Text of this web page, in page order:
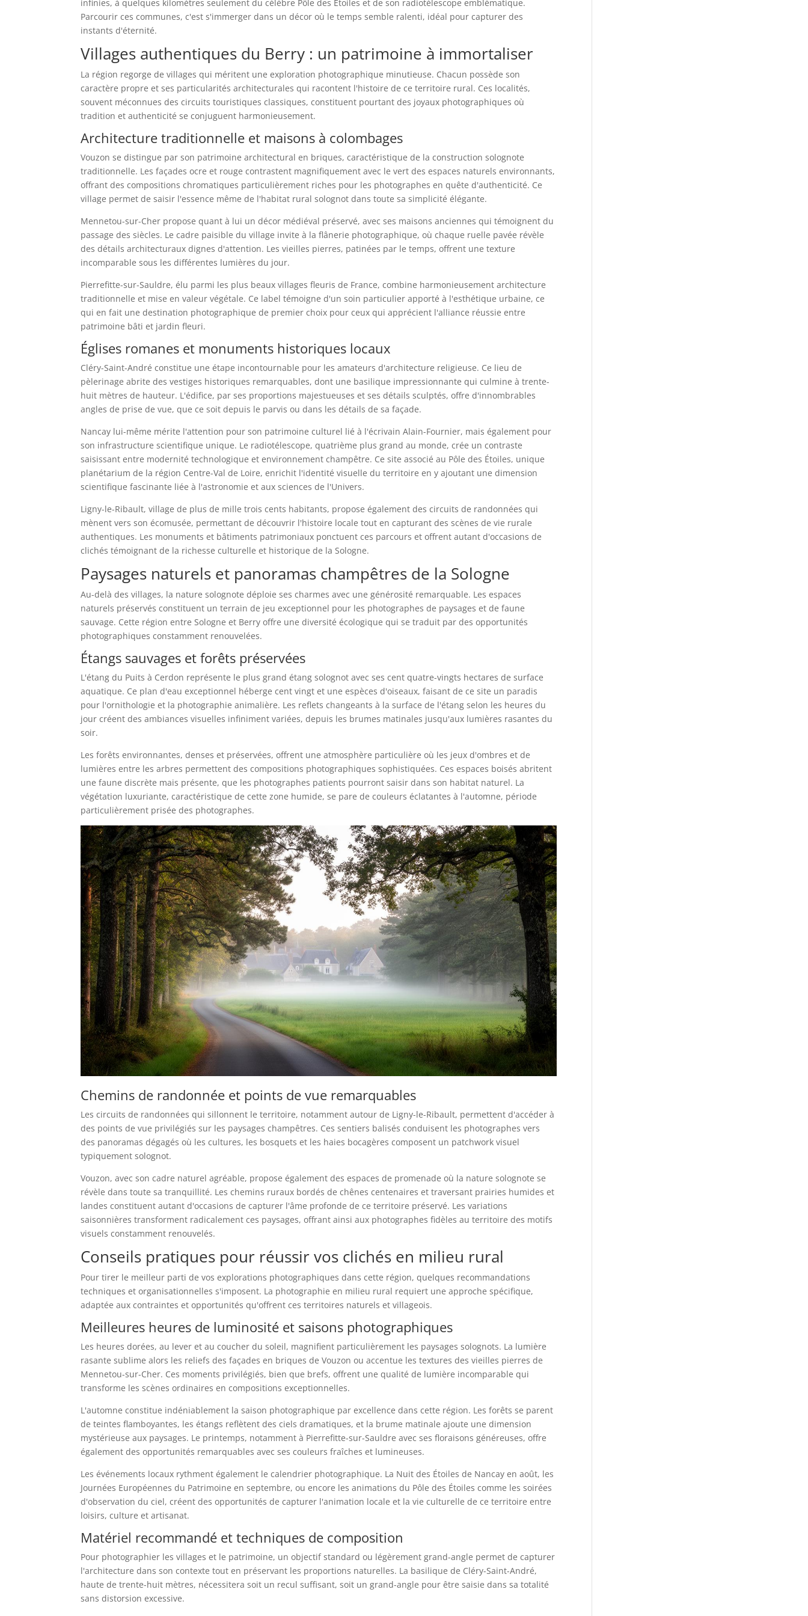
infinies, à quelques kilomètres seulement du célèbre Pôle des Étoiles et de son radiotélescope emblématique.
Parcourir ces communes, c'est s'immerger dans un décor où le temps semble ralenti, idéal pour capturer des
instants d'éternité.
Villages authentiques du Berry : un patrimoine à immortaliser
La région regorge de villages qui méritent une exploration photographique minutieuse. Chacun possède son
caractère propre et ses particularités architecturales qui racontent l'histoire de ce territoire rural. Ces localités,
souvent méconnues des circuits touristiques classiques, constituent pourtant des joyaux photographiques où
tradition et authenticité se conjuguent harmonieusement.
Architecture traditionnelle et maisons à colombages
Vouzon se distingue par son patrimoine architectural en briques, caractéristique de la construction solognote
traditionnelle. Les façades ocre et rouge contrastent magnifiquement avec le vert des espaces naturels environnants,
offrant des compositions chromatiques particulièrement riches pour les photographes en quête d'authenticité. Ce
village permet de saisir l'essence même de l'habitat rural solognot dans toute sa simplicité élégante.
Mennetou-sur-Cher propose quant à lui un décor médiéval préservé, avec ses maisons anciennes qui témoignent du
passage des siècles. Le cadre paisible du village invite à la flânerie photographique, où chaque ruelle pavée révèle
des détails architecturaux dignes d'attention. Les vieilles pierres, patinées par le temps, offrent une texture
incomparable sous les différentes lumières du jour.
Pierrefitte-sur-Sauldre, élu parmi les plus beaux villages fleuris de France, combine harmonieusement architecture
traditionnelle et mise en valeur végétale. Ce label témoigne d'un soin particulier apporté à l'esthétique urbaine, ce
qui en fait une destination photographique de premier choix pour ceux qui apprécient l'alliance réussie entre
patrimoine bâti et jardin fleuri.
Églises romanes et monuments historiques locaux
Cléry-Saint-André constitue une étape incontournable pour les amateurs d'architecture religieuse. Ce lieu de
pèlerinage abrite des vestiges historiques remarquables, dont une basilique impressionnante qui culmine à trente-
huit mètres de hauteur. L'édifice, par ses proportions majestueuses et ses détails sculptés, offre d'innombrables
angles de prise de vue, que ce soit depuis le parvis ou dans les détails de sa façade.
Nancay lui-même mérite l'attention pour son patrimoine culturel lié à l'écrivain Alain-Fournier, mais également pour
son infrastructure scientifique unique. Le radiotélescope, quatrième plus grand au monde, crée un contraste
saisissant entre modernité technologique et environnement champêtre. Ce site associé au Pôle des Étoiles, unique
planétarium de la région Centre-Val de Loire, enrichit l'identité visuelle du territoire en y ajoutant une dimension
scientifique fascinante liée à l'astronomie et aux sciences de l'Univers.
Ligny-le-Ribault, village de plus de mille trois cents habitants, propose également des circuits de randonnées qui
mènent vers son écomusée, permettant de découvrir l'histoire locale tout en capturant des scènes de vie rurale
authentiques. Les monuments et bâtiments patrimoniaux ponctuent ces parcours et offrent autant d'occasions de
clichés témoignant de la richesse culturelle et historique de la Sologne.
Paysages naturels et panoramas champêtres de la Sologne
Au-delà des villages, la nature solognote déploie ses charmes avec une générosité remarquable. Les espaces
naturels préservés constituent un terrain de jeu exceptionnel pour les photographes de paysages et de faune
sauvage. Cette région entre Sologne et Berry offre une diversité écologique qui se traduit par des opportunités
photographiques constamment renouvelées.
Étangs sauvages et forêts préservées
L'étang du Puits à Cerdon représente le plus grand étang solognot avec ses cent quatre-vingts hectares de surface
aquatique. Ce plan d'eau exceptionnel héberge cent vingt et une espèces d'oiseaux, faisant de ce site un paradis
pour l'ornithologie et la photographie animalière. Les reflets changeants à la surface de l'étang selon les heures du
jour créent des ambiances visuelles infiniment variées, depuis les brumes matinales jusqu'aux lumières rasantes du
soir.
Les forêts environnantes, denses et préservées, offrent une atmosphère particulière où les jeux d'ombres et de
lumières entre les arbres permettent des compositions photographiques sophistiquées. Ces espaces boisés abritent
une faune discrète mais présente, que les photographes patients pourront saisir dans son habitat naturel. La
végétation luxuriante, caractéristique de cette zone humide, se pare de couleurs éclatantes à l'automne, période
particulièrement prisée des photographes.
Chemins de randonnée et points de vue remarquables
Les circuits de randonnées qui sillonnent le territoire, notamment autour de Ligny-le-Ribault, permettent d'accéder à
des points de vue privilégiés sur les paysages champêtres. Ces sentiers balisés conduisent les photographes vers
des panoramas dégagés où les cultures, les bosquets et les haies bocagères composent un patchwork visuel
typiquement solognot.
Vouzon, avec son cadre naturel agréable, propose également des espaces de promenade où la nature solognote se
révèle dans toute sa tranquillité. Les chemins ruraux bordés de chênes centenaires et traversant prairies humides et
landes constituent autant d'occasions de capturer l'âme profonde de ce territoire préservé. Les variations
saisonnières transforment radicalement ces paysages, offrant ainsi aux photographes fidèles au territoire des motifs
visuels constamment renouvelés.
Conseils pratiques pour réussir vos clichés en milieu rural
Pour tirer le meilleur parti de vos explorations photographiques dans cette région, quelques recommandations
techniques et organisationnelles s'imposent. La photographie en milieu rural requiert une approche spécifique,
adaptée aux contraintes et opportunités qu'offrent ces territoires naturels et villageois.
Meilleures heures de luminosité et saisons photographiques
Les heures dorées, au lever et au coucher du soleil, magnifient particulièrement les paysages solognots. La lumière
rasante sublime alors les reliefs des façades en briques de Vouzon ou accentue les textures des vieilles pierres de
Mennetou-sur-Cher. Ces moments privilégiés, bien que brefs, offrent une qualité de lumière incomparable qui
transforme les scènes ordinaires en compositions exceptionnelles.
L'automne constitue indéniablement la saison photographique par excellence dans cette région. Les forêts se parent
de teintes flamboyantes, les étangs reflètent des ciels dramatiques, et la brume matinale ajoute une dimension
mystérieuse aux paysages. Le printemps, notamment à Pierrefitte-sur-Sauldre avec ses floraisons généreuses, offre
également des opportunités remarquables avec ses couleurs fraîches et lumineuses.
Les événements locaux rythment également le calendrier photographique. La Nuit des Étoiles de Nancay en août, les
Journées Européennes du Patrimoine en septembre, ou encore les animations du Pôle des Étoiles comme les soirées
d'observation du ciel, créent des opportunités de capturer l'animation locale et la vie culturelle de ce territoire entre
loisirs, culture et artisanat.
Matériel recommandé et techniques de composition
Pour photographier les villages et le patrimoine, un objectif standard ou légèrement grand-angle permet de capturer
l'architecture dans son contexte tout en préservant les proportions naturelles. La basilique de Cléry-Saint-André,
haute de trente-huit mètres, nécessitera soit un recul suffisant, soit un grand-angle pour être saisie dans sa totalité
sans distorsion excessive.